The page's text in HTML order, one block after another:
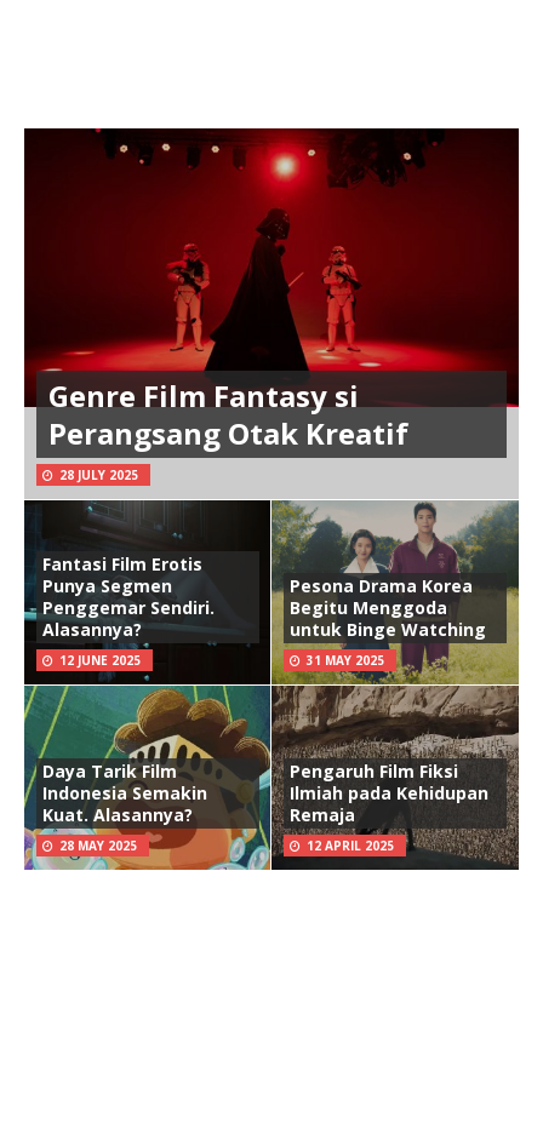
Genre Film Fantasy si
Perangsang Otak Kreatif
28 JULY 2025
Fantasi Film Erotis
Punya Segmen
Penggemar Sendiri.
Alasannya?
12 JUNE 2025
Pesona Drama Korea
Begitu Menggoda
untuk Binge Watching
31 MAY 2025
Daya Tarik Film
Indonesia Semakin
Kuat. Alasannya?
28 MAY 2025
Pengaruh Film Fiksi
Ilmiah pada Kehidupan
Remaja
12 APRIL 2025